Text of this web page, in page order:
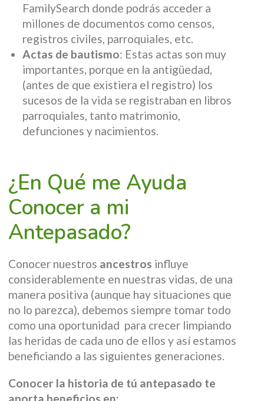
FamilySearch donde podrás acceder a
millones de documentos como censos,
registros civiles, parroquiales, etc.
Actas de bautismo: Estas actas son muy
importantes, porque en la antigüedad,
(antes de que existiera el registro) los
sucesos de la vida se registraban en libros
parroquiales, tanto matrimonio,
defunciones y nacimientos.
¿En Qué me Ayuda
Conocer a mi
Antepasado?
Conocer nuestros ancestros influye
considerablemente en nuestras vidas, de una
manera positiva (aunque hay situaciones que
no lo parezca), debemos siempre tomar todo
como una oportunidad para crecer limpiando
las heridas de cada uno de ellos y así estamos
beneficiando a las siguientes generaciones.
Conocer la historia de tú antepasado te
aporta beneficios en: